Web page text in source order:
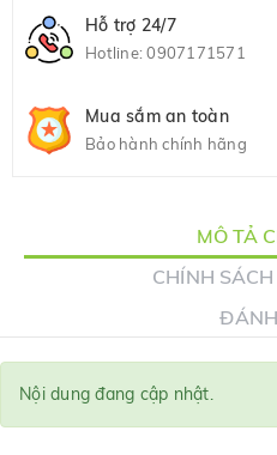
Hỗ trợ 24/7
Hotline:0907171571
Mua sắm an toàn
Bảo hành chính hãng
MÔ TẢ
CHÍNH
Nội dung đang cập nhật.